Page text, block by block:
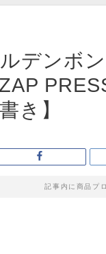
ルデンボ
ZAP
き】
記事内に商品プ